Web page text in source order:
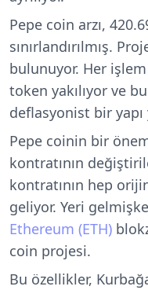
Pepe coin arzı,
sınırlandırılmış.
bulunuyor. Her
token yakılıyor ve
deflasyonist bir yapı
Pepe coinin bir
kontratının
kontratının hep
geliyor. Yeri
Ethereum (ETH)
coin projesi.
Bu özellikler,